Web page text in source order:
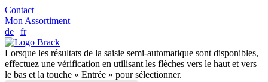
Contact
Mon Assortiment
de | fr
Lorsque les résultats de la saisie semi-automatique sont disponibles,
effectuez une vérification en utilisant les flèches vers le haut et vers
le bas et la touche « Entrée » pour sélectionner.